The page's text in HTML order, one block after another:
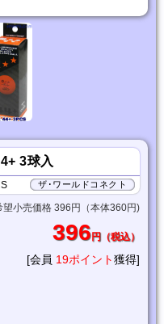
3球入
ザ･ワールドコネクト
望小売価格 396円（本体360円)
396円（税込）
[会員 19ポイント獲得]